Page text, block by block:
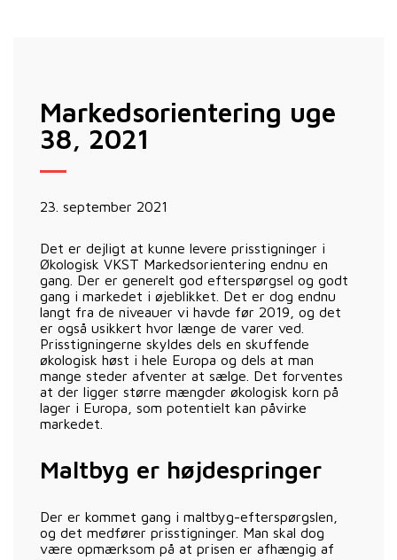
Markedsorientering uge
38, 2021
23. september 2021
Det er dejligt at kunne levere prisstigninger i
Økologisk VKST Markedsorientering endnu en
gang. Der er generelt god efterspørgsel og godt
gang i markedet i øjeblikket. Det er dog endnu
langt fra de niveauer vi havde før 2019, og det
er også usikkert hvor længe de varer ved.
Prisstigningerne skyldes dels en skuffende
økologisk høst i hele Europa og dels at man
mange steder afventer at sælge. Det forventes
at der ligger større mængder økologisk korn på
lager i Europa, som potentielt kan påvirke
markedet.
Maltbyg er højdespringer
Der er kommet gang i maltbyg-efterspørgslen,
og det medfører prisstigninger. Man skal dog
være opmærksom på at prisen er afhængig af